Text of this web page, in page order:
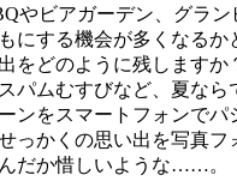
やビアガーデン、グラ
にする機会が多くなるか
をどのように残しますか
パムむすびなど、夏なら
ンをスマートフォンでパ
っかくの思い出を写真フ
だか惜しいような……。